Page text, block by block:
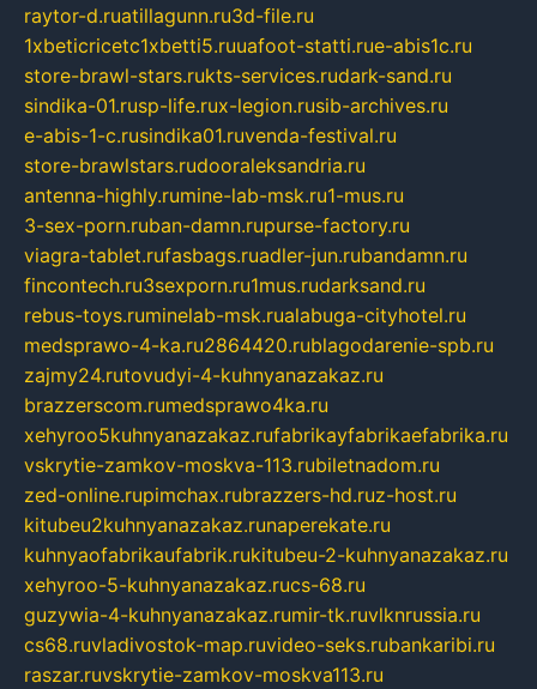
raytor-d.ruatillagunn.ru3d-file.ru
1xbeticricetc1xbetti5.ruuafoot-statti.rue-abis1c.ru
store-brawl-stars.rukts-services.rudark-sand.ru
sindika-01.rusp-life.rux-legion.rusib-archives.ru
e-abis-1-c.rusindika01.ruvenda-festival.ru
store-brawlstars.rudooraleksandria.ru
antenna-highly.rumine-lab-msk.ru1-mus.ru
3-sex-porn.ruban-damn.rupurse-factory.ru
viagra-tablet.rufasbags.ruadler-jun.rubandamn.ru
fincontech.ru3sexporn.ru1mus.rudarksand.ru
rebus-toys.ruminelab-msk.rualabuga-cityhotel.ru
medsprawo-4-ka.ru2864420.rublagodarenie-spb.ru
zajmy24.rutovudyi-4-kuhnyanazakaz.ru
brazzerscom.rumedsprawo4ka.ru
xehyroo5kuhnyanazakaz.rufabrikayfabrikaefabrika.ru
vskrytie-zamkov-moskva-113.rubiletnadom.ru
zed-online.rupimchax.rubrazzers-hd.ruz-host.ru
kitubeu2kuhnyanazakaz.runaperekate.ru
kuhnyaofabrikaufabrik.rukitubeu-2-kuhnyanazakaz.ru
xehyroo-5-kuhnyanazakaz.rucs-68.ru
guzywia-4-kuhnyanazakaz.rumir-tk.ruvlknrussia.ru
cs68.ruvladivostok-map.ruvideo-seks.rubankaribi.ru
raszar.ruvskrytie-zamkov-moskva113.ru